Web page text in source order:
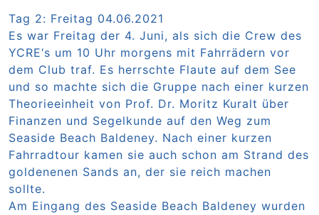
Tag 2: Freitag 04.06.2021
Es war Freitag der 4. Juni, als sich die Crew des
YCRE‘s um 10 Uhr morgens mit Fahrrädern vor
dem Club traf. Es herrschte Flaute auf dem See
und so machte sich die Gruppe nach einer kurzen
Theorieeinheit von Prof. Dr. Moritz Kuralt über
Finanzen und Segelkunde auf den Weg zum
Seaside Beach Baldeney. Nach einer kurzen
Fahrradtour kamen sie auch schon am Strand des
goldenenen Sands an, der sie reich machen
sollte.
Am Eingang des Seaside Beach Baldeney wurden